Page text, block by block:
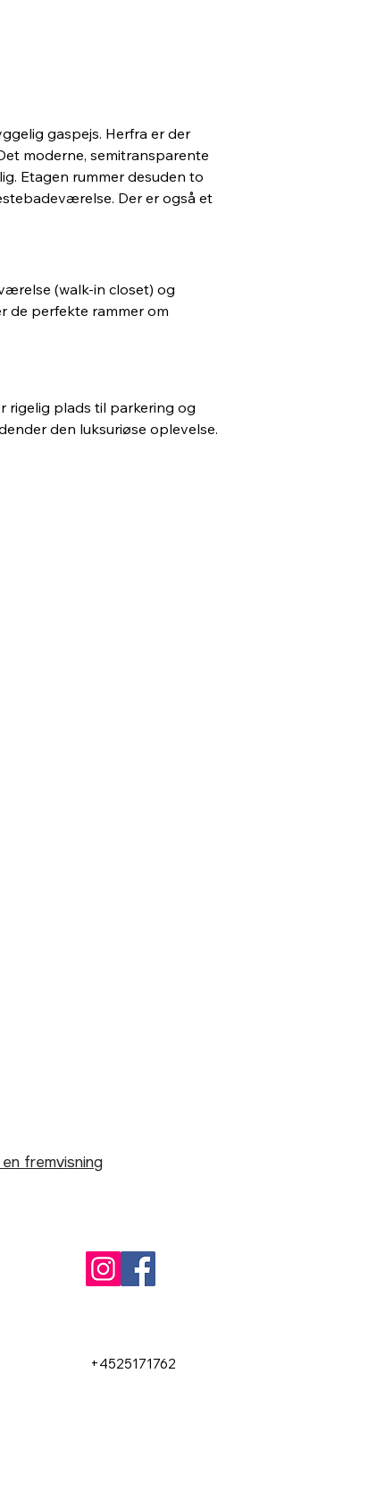
gaspejs. Herfra er der
moderne, semitransparente
Etagen rummer desuden to
Der er også et
(walk-in closet) og
de perfekte rammer om
rigelig plads til parkering og
den luksuriøse oplevelse.
fremvisning
+4525171762